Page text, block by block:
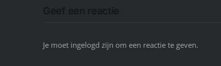
Je moet ingelogd zijn om een reactie te geven.